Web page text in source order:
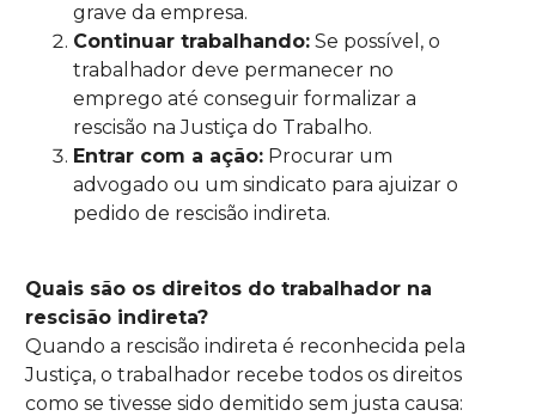
grave da empresa.
Continuar trabalhando: Se possível, o
trabalhador deve permanecer no
emprego até conseguir formalizar a
rescisão na Justiça do Trabalho.
Entrar com a ação: Procurar um
advogado ou um sindicato para ajuizar o
pedido de rescisão indireta.
Quais são os direitos do trabalhador na
rescisão indireta?
Quando a rescisão indireta é reconhecida pela
Justiça, o trabalhador recebe todos os direitos
como se tivesse sido demitido sem justa causa: